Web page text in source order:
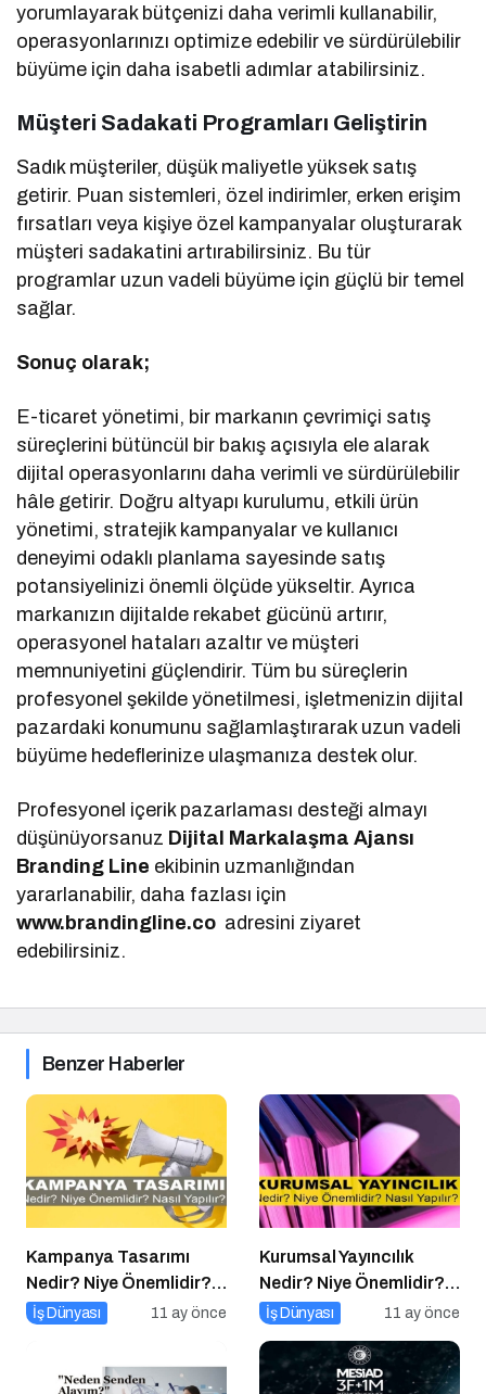
yorumlayarak bütçenizi daha verimli kullanabilir,
operasyonlarınızı optimize edebilir ve sürdürülebilir
büyüme için daha isabetli adımlar atabilirsiniz.
Müşteri Sadakati Programları Geliştirin
Sadık müşteriler, düşük maliyetle yüksek satış
getirir. Puan sistemleri, özel indirimler, erken erişim
fırsatları veya kişiye özel kampanyalar oluşturarak
müşteri sadakatini artırabilirsiniz. Bu tür
programlar uzun vadeli büyüme için güçlü bir temel
sağlar.
Sonuç olarak;
E-ticaret yönetimi, bir markanın çevrimiçi satış
süreçlerini bütüncül bir bakış açısıyla ele alarak
dijital operasyonlarını daha verimli ve sürdürülebilir
hâle getirir. Doğru altyapı kurulumu, etkili ürün
yönetimi, stratejik kampanyalar ve kullanıcı
deneyimi odaklı planlama sayesinde satış
potansiyelinizi önemli ölçüde yükseltir. Ayrıca
markanızın dijitalde rekabet gücünü artırır,
operasyonel hataları azaltır ve müşteri
memnuniyetini güçlendirir. Tüm bu süreçlerin
profesyonel şekilde yönetilmesi, işletmenizin dijital
pazardaki konumunu sağlamlaştırarak uzun vadeli
büyüme hedeflerinize ulaşmanıza destek olur.
Profesyonel içerik pazarlaması desteği almayı
düşünüyorsanuz Dijital Markalaşma Ajansı
Branding Line ekibinin uzmanlığından
yararlanabilir, daha fazlası için
www.brandingline.co adresini ziyaret
edebilirsiniz.
Benzer Haberler
Kampanya Tasarımı
Nedir? Niye Önemlidir?
Kampanya Tasarımı
İş Dünyası 11 ay önce
Kurumsal Yayıncılık
Nedir? Niye Önemlidir?
Kurumsal Yayıncılık Nasıl
İş Dünyası 11 ay önce